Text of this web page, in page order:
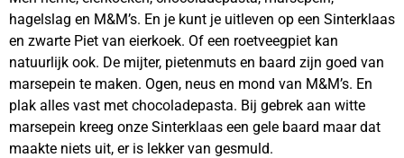
hagelslag en M&M’s. En je kunt je uitleven op een Sinterklaas
en zwarte Piet van eierkoek. Of een roetveegpiet kan
natuurlijk ook. De mijter, pietenmuts en baard zijn goed van
marsepein te maken. Ogen, neus en mond van M&M’s. En
plak alles vast met chocoladepasta. Bij gebrek aan witte
marsepein kreeg onze Sinterklaas een gele baard maar dat
maakte niets uit, er is lekker van gesmuld.